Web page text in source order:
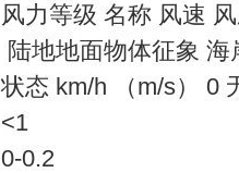
风力等级 名称 风速
陆地地面物体征象
状态 km/h （m/s） 0
<1
0-0.2